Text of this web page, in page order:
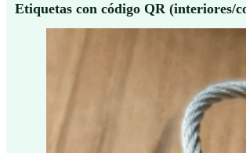
Etiquetas con código QR (interiores/